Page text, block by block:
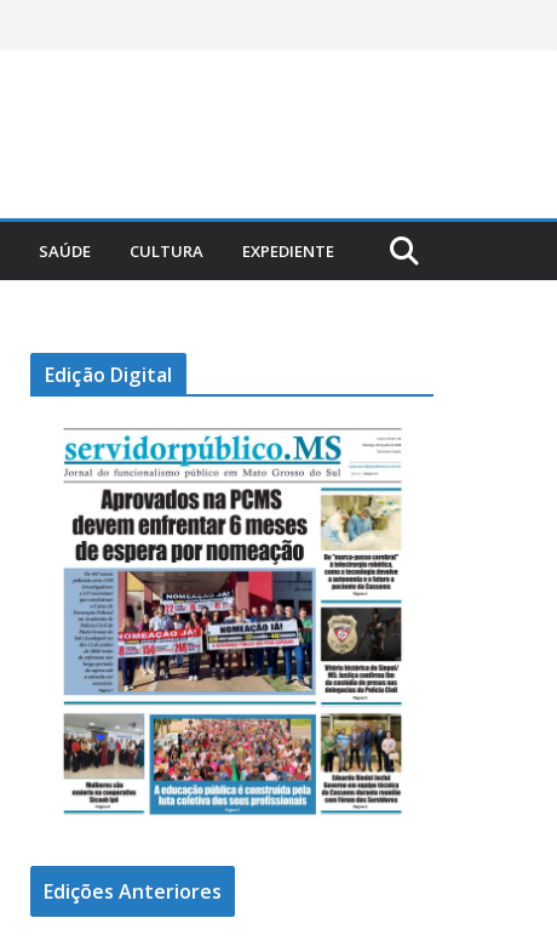
SAÚDE CULTURA EXPEDIENTE
Edição Digital
Edições Anteriores